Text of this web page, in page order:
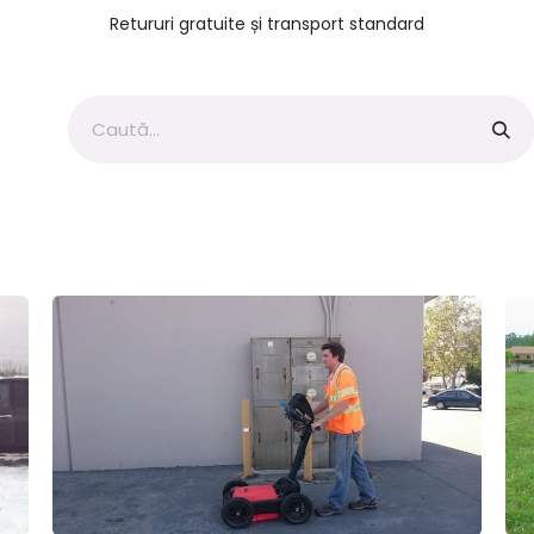
Retururi gratuite și transport standard